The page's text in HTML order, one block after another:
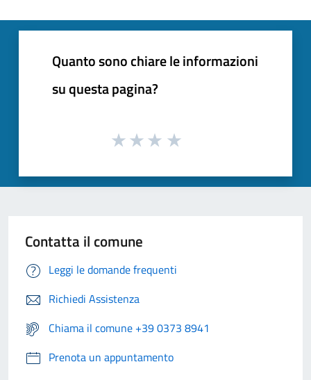
Quanto sono chiare le informazioni
su questa pagina?
Contatta il comune
Leggi le domande frequenti
Richiedi Assistenza
Chiama il comune +39 0373 8941
Prenota un appuntamento